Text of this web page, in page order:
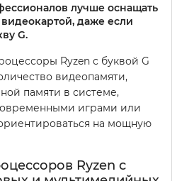
лучше оснащать
даже если
G.
Ryzen с буквой G
видеопамяти,
памяти в системе,
играми или
на мощную
Ryzen с